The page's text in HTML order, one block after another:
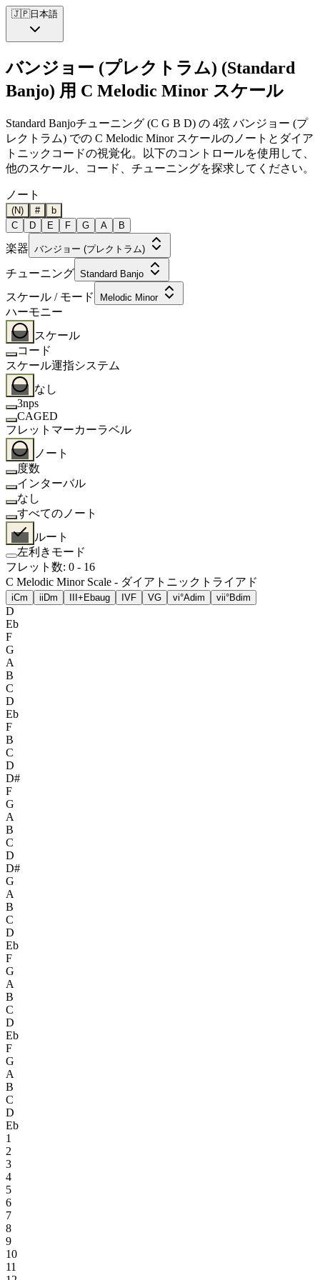
🇯🇵日本語
バンジョー (プレクトラム) (Standard
Banjo) 用 C Melodic Minor スケール
Standard Banjoチューニング (C G B D) の 4弦 バンジョー (プ
レクトラム) での C Melodic Minor スケールのノートとダイア
トニックコードの視覚化。以下のコントロールを使用して、
他のスケール、コード、チューニングを探求してください。
ノート
(N) #
b
C
D E F G A B
楽器 バンジョー (プレクトラム)
チューニング Standard Banjo
スケール / モード Melodic Minor
ハーモニー
スケール
コード
スケール運指システム
なし
3nps
CAGED
フレットマーカーラベル
ノート
度数
インターバル
なし
すべてのノート
ルート
左利きモード
フレット数: 0 - 16
C Melodic Minor Scale - ダイアトニックトライアド
iCm ii Dm III+ Ebaug IVF VG vi°Adim vii°Bdim
D
Eb
F
G
A
B
C
D
Eb
F
B
C
D
D#
F
G
A
B
C
D
D#
G
A
B
C
D
Eb
F
G
A
B
C
D
Eb
F
G
A
B
C
D
Eb
1
2
3
4
5
6
7
8
9
10
11